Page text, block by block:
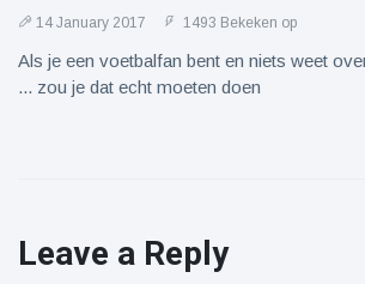
14 January 2017 1493 Bekeken op
Als je een voetbalfan bent en niets weet
... zou je dat echt moeten doen
Leave a Reply